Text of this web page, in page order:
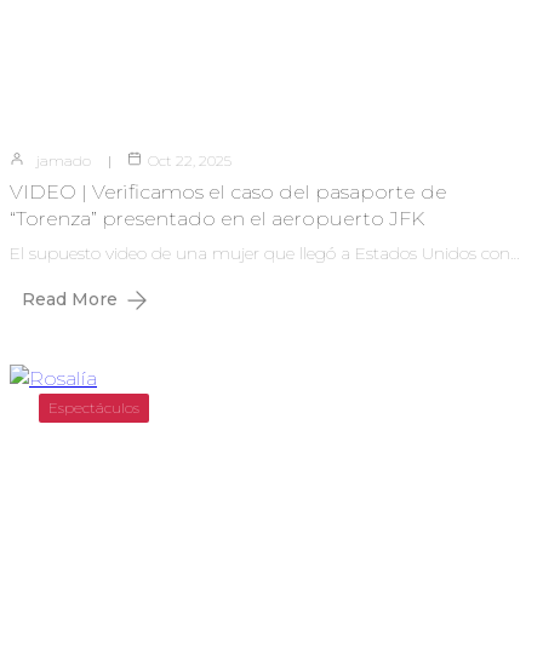
jamado Oct 22, 2025
VIDEO | Verificamos el caso del pasaporte de
“Torenza” presentado en el aeropuerto JFK
El supuesto video de una mujer que llegó a Estados Unidos con…
Read More
Espectáculos